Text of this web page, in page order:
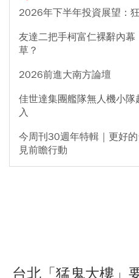
2026年下半年投資展望：
友達二把手柯富仁裸辭內
草？
2026前進大南方論壇
佳世達集團艦隊無人機小
入
今周刊30週年特輯｜更好
見前瞻行動
台北「猛鬼大樓」